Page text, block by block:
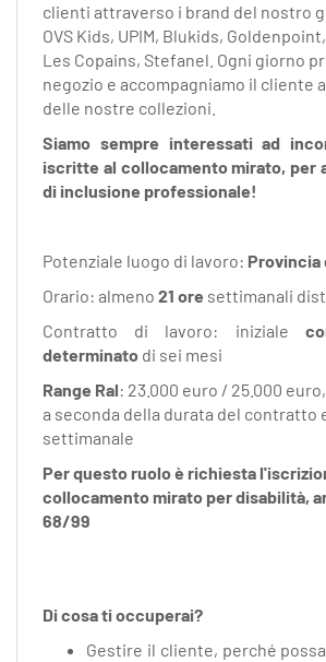
DE
ES
PT
clienti attraverso i brand del nostro
OVS Kids, UPIM, Blukids,
Les Copains, Stefanel. Ogni giorno
negozio e accompagniamo il cliente
delle nostre collezioni.
Siamo sempre interessati ad
iscritte al collocamento mirato, per
di inclusione professionale!
Potenziale luogo di lavoro: Provincia
Orario: almeno 21 ore settimanali
Contratto di lavoro: iniziale
determinato di sei mesi
Range Ral: 23.000 euro / 25.000
a seconda della durata del contratto
settimanale
Per questo ruolo è richiesta
collocamento mirato per disabilità,
68/99
Di cosa ti occuperai?
Gestire il cliente, perché